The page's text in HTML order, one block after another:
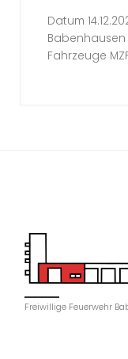
Datum
Babenhausen
Fahrzeuge MZF
Freiwillige Feuerwehr